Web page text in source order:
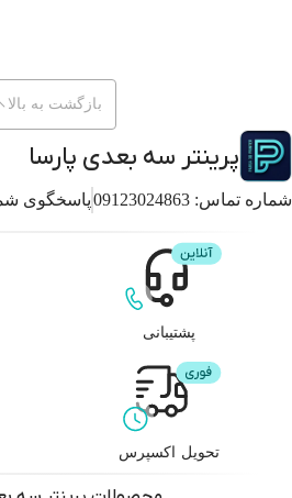
پرینتر سه بعدی پارسا
شماره تماس: 09123024863پاسخگوی
بازگشت به بالا
پشتیبانی
تحویل اکسپرس